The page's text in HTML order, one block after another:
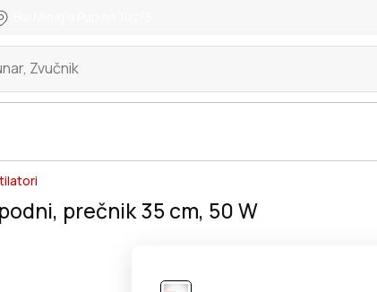
prečnik 35 cm, 50 W